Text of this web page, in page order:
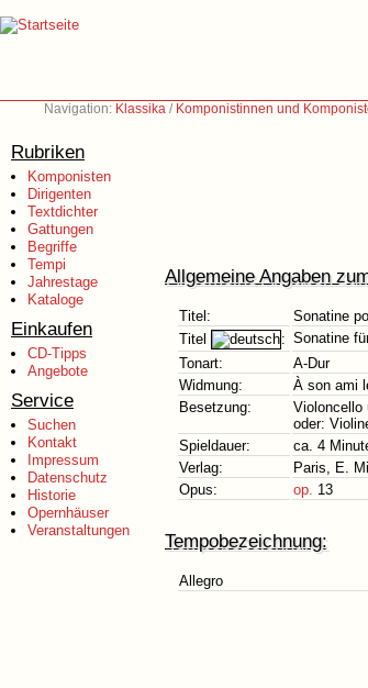
Navigation: Klassika / Komponistinnen und
Rubriken
Komponisten
Dirigenten
Textdichter
Gattungen
Begriffe
Tempi
Jahrestage
Kataloge
Einkaufen
CD-Tipps
Angebote
Service
Suchen
Kontakt
Impressum
Datenschutz
Historie
Opernhäuser
Veranstaltungen
Allgemeine Angaben
Titel:
Sonatine
Titel
: Sonatine
Tonart:
A-Dur
Widmung:
À son ami
Besetzung:
Violoncello
oder:
Spieldauer:
ca. 4
Verlag:
Paris, E.
Opus:
op. 13
Tempobezeichnung:
Allegro